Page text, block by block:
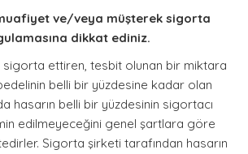
ve/veya müşterek sigorta
dikkat ediniz.
ettiren, tesbit olunan bir miktara
belli bir yüzdesine kadar olan
hasarın belli bir yüzdesinin sigortacı
edilmeyeceğini genel şartlara göre
Sigorta şirketi tarafından hasarın